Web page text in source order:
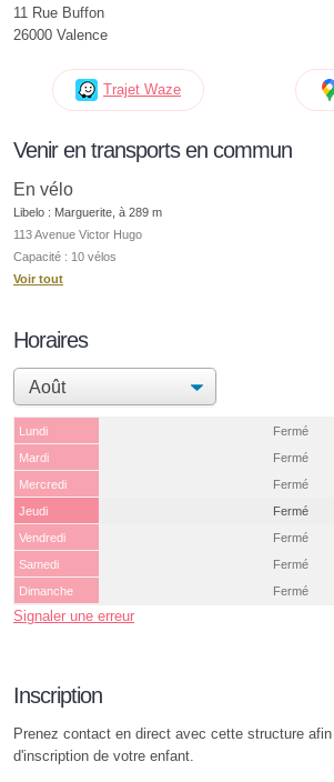
11 Rue Buffon
26000 Valence
Trajet Waze
Venir en transports en commun
En vélo
Libelo : Marguerite, à 289 m
113 Avenue Victor Hugo
Capacité : 10 vélos
Voir tout
Horaires
Lundi
Fermé
Mardi
Fermé
Mercredi
Fermé
Jeudi
Fermé
Vendredi
Fermé
Samedi
Fermé
Dimanche
Fermé
Signaler une erreur
Inscription
Prenez contact en direct avec cette structure
d'inscription de votre enfant.